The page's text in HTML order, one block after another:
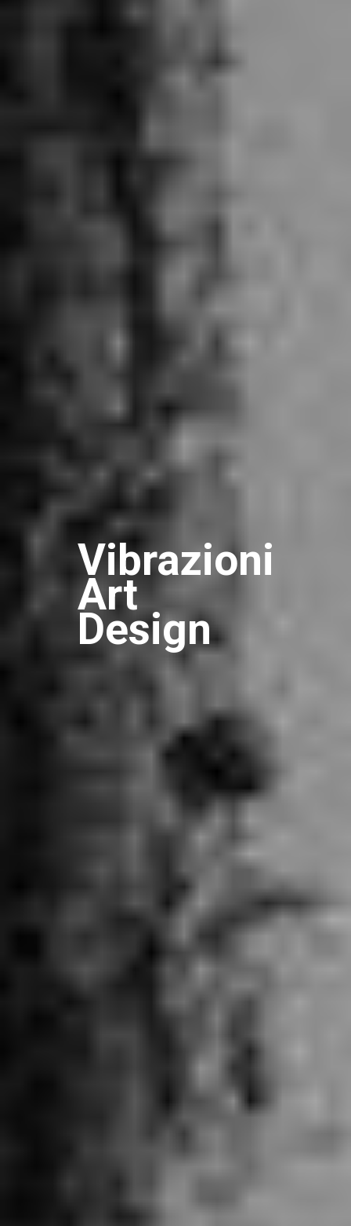
Vibrazioni
Art
Design